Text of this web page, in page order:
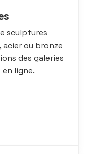
sculptures
ou bronze
des galeries
en ligne.